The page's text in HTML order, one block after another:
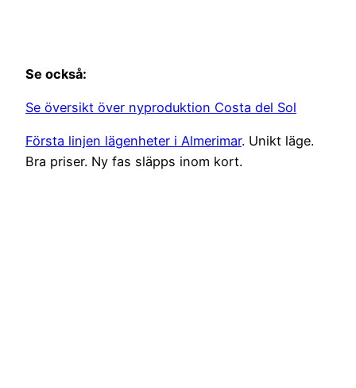
Se också:
Se översikt över nyproduktion Costa del Sol
Första linjen lägenheter i Almerimar. Unikt läge.
Bra priser. Ny fas släpps inom kort.